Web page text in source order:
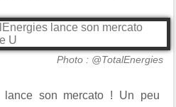
Photo : @TotalEnergies
lance son mercato ! Un peu